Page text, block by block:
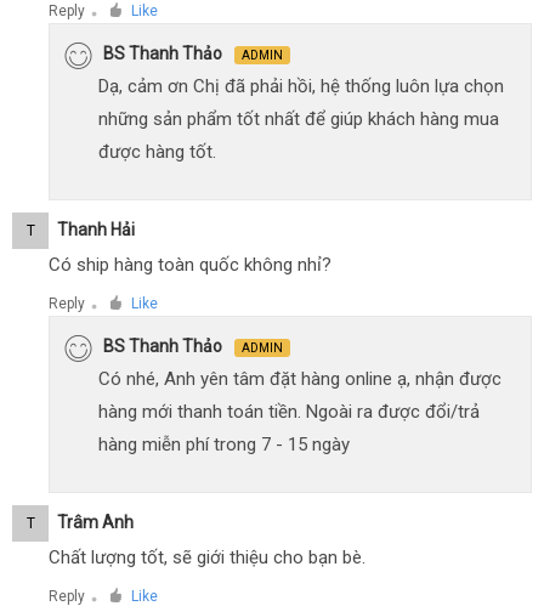
Reply ● Like
BS Thanh Thảo ADMIN
Dạ, cảm ơn Chị đã phải hồi, hệ thống luôn lựa chọn
những sản phẩm tốt nhất để giúp khách hàng mua
được hàng tốt.
T Thanh Hải
Có ship hàng toàn quốc không nhỉ?
Reply ● Like
BS Thanh Thảo ADMIN
Có nhé, Anh yên tâm đặt hàng online ạ, nhận được
hàng mới thanh toán tiền. Ngoài ra được đổi/trả
hàng miễn phí trong 7 - 15 ngày
T Trâm Anh
Chất lượng tốt, sẽ giới thiệu cho bạn bè.
Reply ● Like